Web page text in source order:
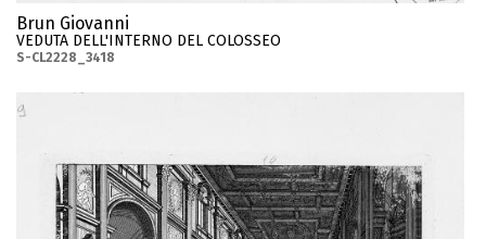
Brun Giovanni
VEDUTA DELL'INTERNO DEL COLOSSEO
S-CL2228_3418